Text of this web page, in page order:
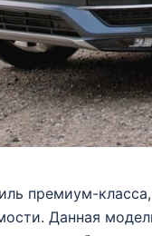
премиум-
Данная